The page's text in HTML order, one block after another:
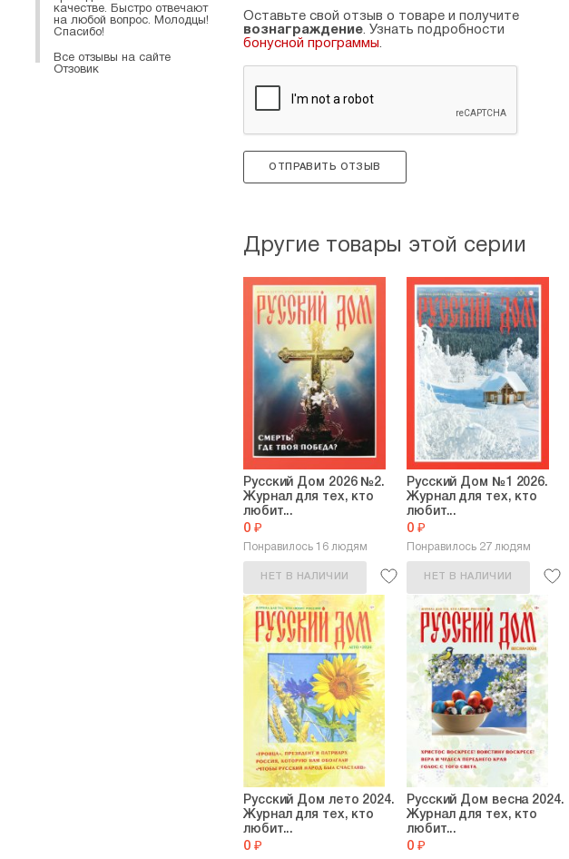
Оставьте свой отзыв о товаре и получите
вознаграждение. Узнать подробности
бонусной программы.
ОТПРАВИТЬ ОТЗЫВ
Другие товары этой серии
Русский Дом 2026 №2.
Журнал для тех, кто
любит...
0 ₽
Понравилось 16 людям
НЕТ В НАЛИЧИИ
Русский Дом №1 2026.
Журнал для тех, кто
любит...
0 ₽
Понравилось 27 людям
НЕТ В НАЛИЧИИ
Русский Дом лето 2024.
Журнал для тех, кто
любит...
0 ₽
Русский Дом весна 2024.
Журнал для тех, кто
любит...
0 ₽
качестве. Быстро отвечают
на любой вопрос. Молодцы!
Спасибо!
Все отзывы на сайте
Отзовик